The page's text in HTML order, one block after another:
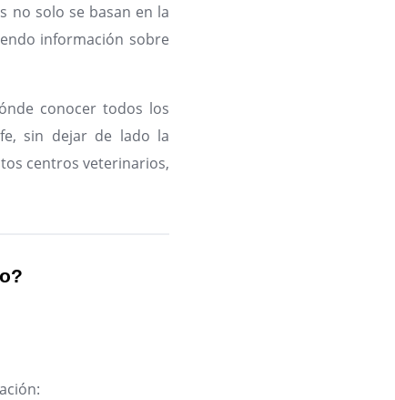
no solo se basan en la
información sobre
conocer todos los
sin dejar de lado la
centros veterinarios,